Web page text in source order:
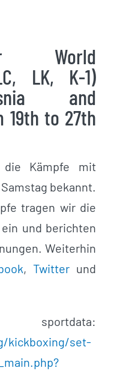
World
LK, K-1)
and
19th to 27th
die Kämpfe mit
bekannt.
tragen wir die
und berichten
Weiterhin
,Twitter und
sportdata:
kickboxing/set-